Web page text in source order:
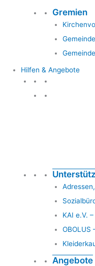
Gremien
Hilfen & Angebote
KAI e.V.
OBOLUS
Angebote